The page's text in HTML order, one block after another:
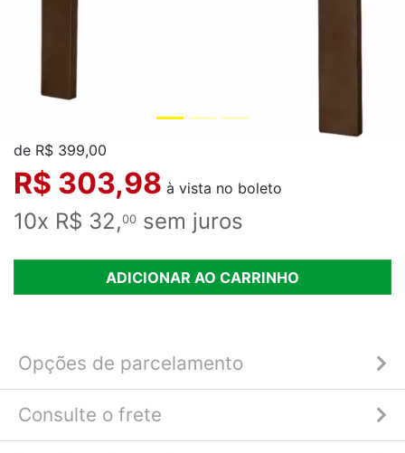
de R$ 399,00
R$ 303,98 à vista no boleto
10x R$ 32,00 sem juros
ADICIONAR AO CARRINHO
Opções de parcelamento
Consulte o frete